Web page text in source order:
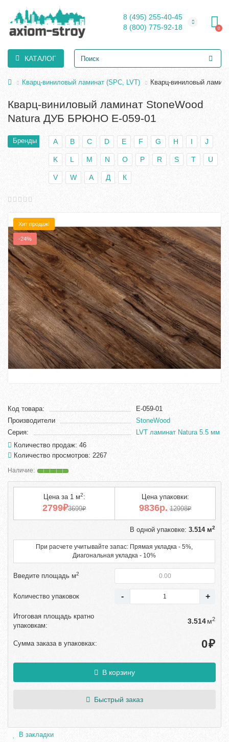
8 (495) 255-40-45
8 (800) 775-92-18
0
КАТАЛОГ
Кварц-виниловый ламинат (SPC, LVT) Кварц-виниловый
Кварц-виниловый ламинат StoneWood
Natura ДУБ БРЮНО E-059-01
Бренды A B C D E F G H I J
K L M N O P R S T U
V W А Д К
Хит продаж!
-24%
Код товара:
E-059-01
Производители
StoneWood
Серия:
LVT ламинат Natura 5.5 мм
Количество продаж: 46
Количество просмотров: 2267
Цена за 1 м2:
2799₽3699₽
Цена упаковки:
9836р. 12998₽
В одной упаковке: 3.514 м2
При расчете учитывайте запас: Прямая укладка - 5%,
Диагональная укладка - 10%
Введите площадь м2
Количество упаковок
Итоговая площадь кратно
упаковкам:
м2
Сумма заказа в упаковках: ₽
В корзину
Быстрый заказ
В закладки